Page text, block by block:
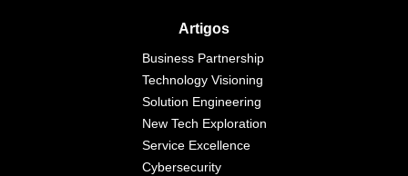
Artigos
Business Partnership
Technology Visioning
Solution Engineering
New Tech Exploration
Service Excellence
Cybersecurity